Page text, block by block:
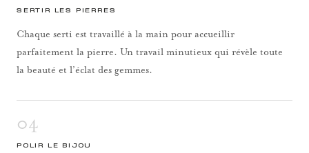
SERTIR LES PIERRES
Chaque serti est travaillé à la main pour accueillir
parfaitement la pierre. Un travail minutieux qui révèle toute
la beauté et l’éclat des gemmes.
04
POLIR LE BIJOU